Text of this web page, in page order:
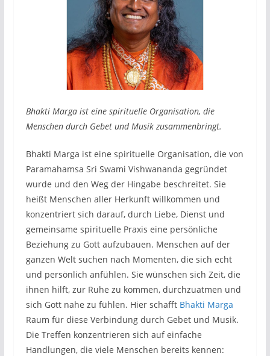
Bhakti Marga ist eine spirituelle Organisation, die
Menschen durch Gebet und Musik zusammenbringt.
Bhakti Marga ist eine spirituelle Organisation, die von
Paramahamsa Sri Swami Vishwananda gegründet
wurde und den Weg der Hingabe beschreitet. Sie
heißt Menschen aller Herkunft willkommen und
konzentriert sich darauf, durch Liebe, Dienst und
gemeinsame spirituelle Praxis eine persönliche
Beziehung zu Gott aufzubauen. Menschen auf der
ganzen Welt suchen nach Momenten, die sich echt
und persönlich anfühlen. Sie wünschen sich Zeit, die
ihnen hilft, zur Ruhe zu kommen, durchzuatmen und
sich Gott nahe zu fühlen. Hier schafft Bhakti Marga
Raum für diese Verbindung durch Gebet und Musik.
Die Treffen konzentrieren sich auf einfache
Handlungen, die viele Menschen bereits kennen: